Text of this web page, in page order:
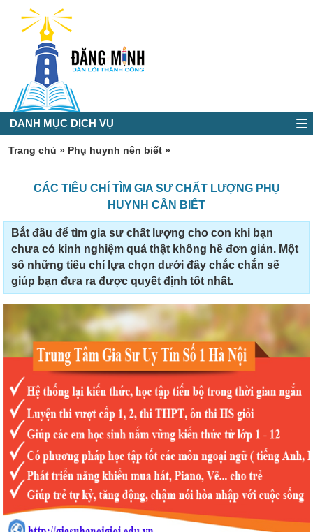
DANH MỤC DỊCH VỤ
Trang chủ » Phụ huynh nên biết »
CÁC TIÊU CHÍ TÌM GIA SƯ CHẤT LƯỢNG PHỤ
HUYNH CẦN BIẾT
Bắt đầu để tìm gia sư chất lượng cho con khi bạn
chưa có kinh nghiệm quả thật không hề đơn giản. Một
số những tiêu chí lựa chọn dưới đây chắc chắn sẽ
giúp bạn đưa ra được quyết định tốt nhất.